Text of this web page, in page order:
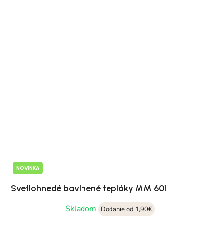
NOVINKA
Svetlohnedé bavlnené tepláky MM 601
Skladom
Dodanie od 1,90€